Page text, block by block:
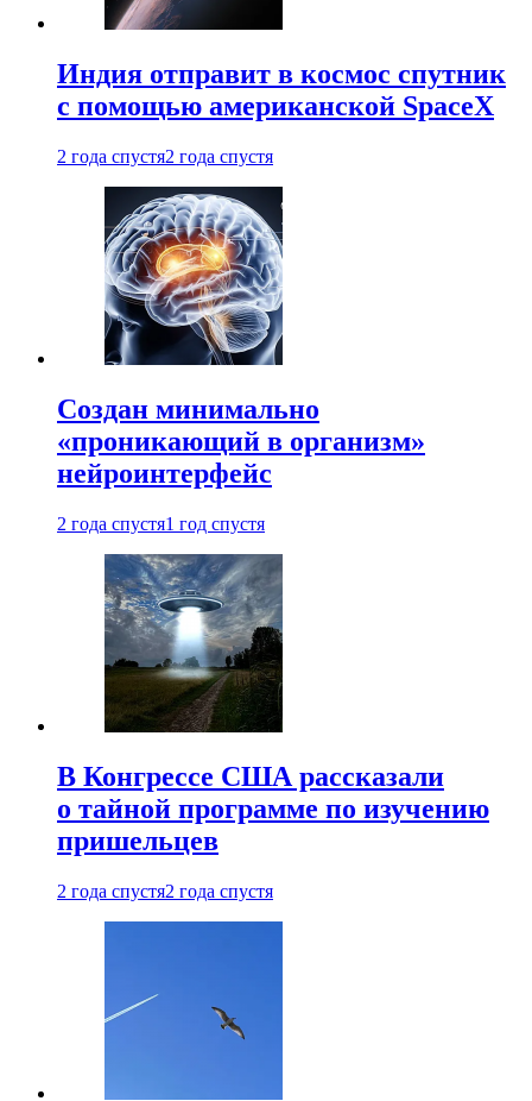
Индия отправит в космос спутник
с помощью американской SpaceX
2 года спустя2 года спустя
Создан минимально
«проникающий в организм»
нейроинтерфейс
2 года спустя1 год спустя
В Конгрессе США рассказали
о тайной программе по изучению
пришельцев
2 года спустя2 года спустя